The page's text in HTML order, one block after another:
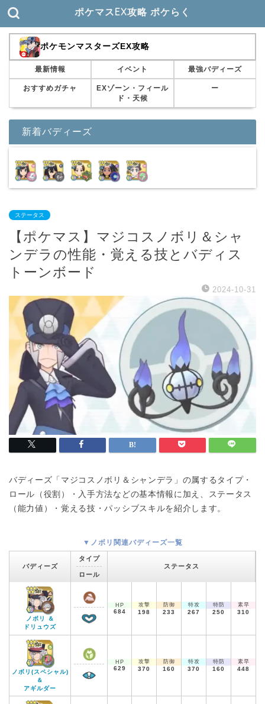
ポケマスEX攻略 ポケらく
ポケモンマスターズEX攻略
最新情報 イベント 最強バディーズ
おすすめガチャ
EXゾーン・フィール
ド・天候
ー
新着バディーズ
ステータス
【ポケマス】マジコスノボリ＆シャ
ンデラの性能・覚える技とバディス
トーンボード
2024-10-31
バディーズ「マジコスノボリ＆シャンデラ」の属するタイプ・
ロール（役割）・入手方法などの基本情報に加え、ステータス
（能力値）・覚える技・パッシブスキルを紹介します。
▼ノボリ関連バディーズ一覧
バディーズ
タイプ
ロール
ステータス
ノボリ ＆
ドリュウズ
HP
684
攻撃
198
防御
233
特攻
267
特防
250
素早
310
ノボリ(スペシャル)
＆
アギルダー
HP
629
攻撃
370
防御
160
特攻
370
特防
160
素早
448